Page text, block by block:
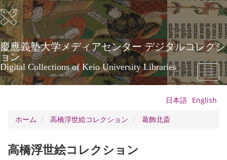
メ
イ
ン
コ
ン
テ
ン
ツ
に
慶應義塾大学メディアセンター デジタルコレクシ
ョン
Digital Collections of Keio University Libraries
Toggle
日本語 English
ホーム
高橋浮世絵コレクション 葛飾北斎
高橋浮世絵コレクション